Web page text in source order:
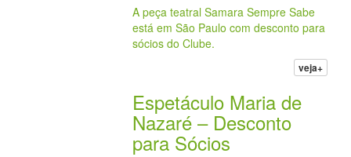
A peça teatral Samara Sempre Sabe
está em São Paulo com desconto para
sócios do Clube.
veja+
Espetáculo Maria de
Nazaré – Desconto
para Sócios